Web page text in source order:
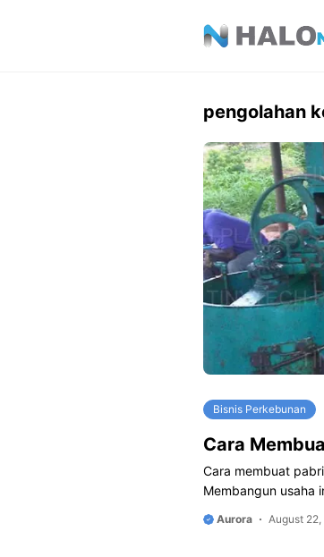
pengolahan
Bisnis Perkebunan
Cara
Cara membuat
Membangun usaha
Aurora August